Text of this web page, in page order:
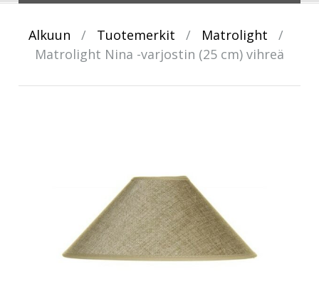
Alkuun / Tuotemerkit / Matrolight
/
Matrolight Nina -varjostin (25 cm) vihreä